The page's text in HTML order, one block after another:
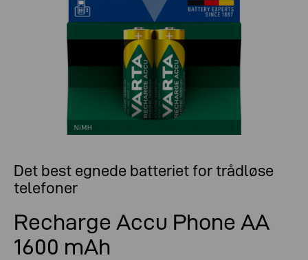
Det best egnede batteriet for trådløse
telefoner
Recharge Accu Phone AA
1600 mAh